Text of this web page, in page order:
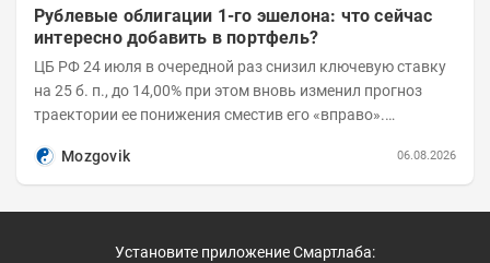
Рублевые облигации 1-го эшелона: что сейчас
интересно добавить в портфель?
ЦБ РФ 24 июля в очередной раз снизил ключевую ставку
на 25 б. п., до 14,00% при этом вновь изменил прогноз
траектории ее понижения сместив его «вправо».
Mozgovik
06.08.2026
Установите приложение Смартлаба: